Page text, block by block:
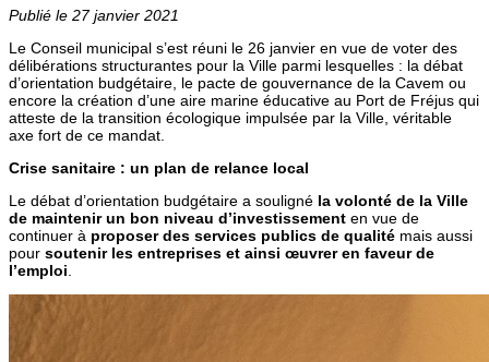
Publié le 27 janvier 2021
Le Conseil municipal s’est réuni le 26 janvier en vue de voter des
délibérations structurantes pour la Ville parmi lesquelles : la débat
d’orientation budgétaire, le pacte de gouvernance de la Cavem ou
encore la création d’une aire marine éducative au Port de Fréjus qui
atteste de la transition écologique impulsée par la Ville, véritable
axe fort de ce mandat.
Crise sanitaire : un plan de relance local
Le débat d’orientation budgétaire a souligné la volonté de la Ville
de maintenir un bon niveau d’investissement en vue de
continuer à proposer des services publics de qualité mais aussi
pour soutenir les entreprises et ainsi œuvrer en faveur de
l’emploi